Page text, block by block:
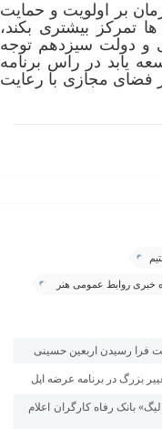
بر اولویت و حمایت
تمرکز بیشتری بکند،
دولت سیزدهم توجه
یابد در راس برنامه
فضای مجازی با رعایت
خبری روابط عمومی هنر
فرا رسیدن اربعین حسینی
بزرگ در برنامه عرضه اپل
بانک رفاه کارگران اعلام